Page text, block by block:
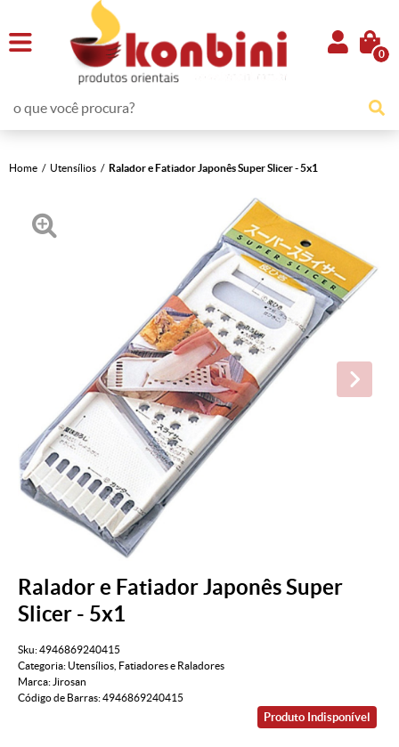
0
Home Utensílios Ralador e Fatiador Japonês Super Slicer - 5x1
Ralador e Fatiador Japonês Super
Slicer - 5x1
Sku:4946869240415
Categoria: Utensílios Fatiadores e Raladores
Marca: Jirosan
Código de Barras:4946869240415
Produto Indisponível